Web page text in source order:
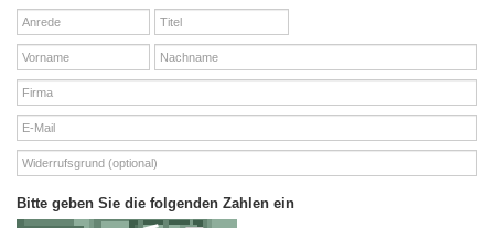
Bitte geben Sie die folgenden Zahlen ein